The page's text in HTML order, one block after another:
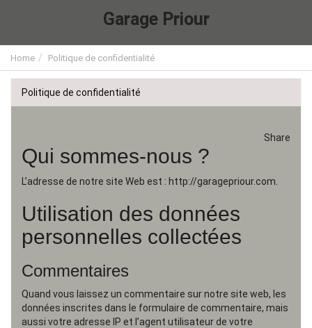
Garage Priour
Home Politique de confidentialité
Politique de confidentialité
Share
Qui sommes-nous ?
L’adresse de notre site Web est : http://garagepriour.com.
Utilisation des données
personnelles collectées
Commentaires
Quand vous laissez un commentaire sur notre site web, les
données inscrites dans le formulaire de commentaire, mais
aussi votre adresse IP et l’agent utilisateur de votre